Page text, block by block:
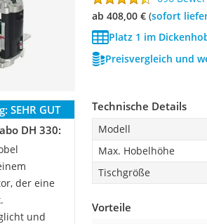
ab 408,00 €( Sofort
Platz 1 im
Preisvergleich und
SEHR GUT
DH 330:
der eine
und
Technische Details
Modell
Max. Hobelhöhe
Tischgröße
Vorteile